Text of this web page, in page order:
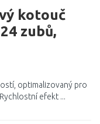
kotouč
zubů,
optimalizovaný pro
efekt ...